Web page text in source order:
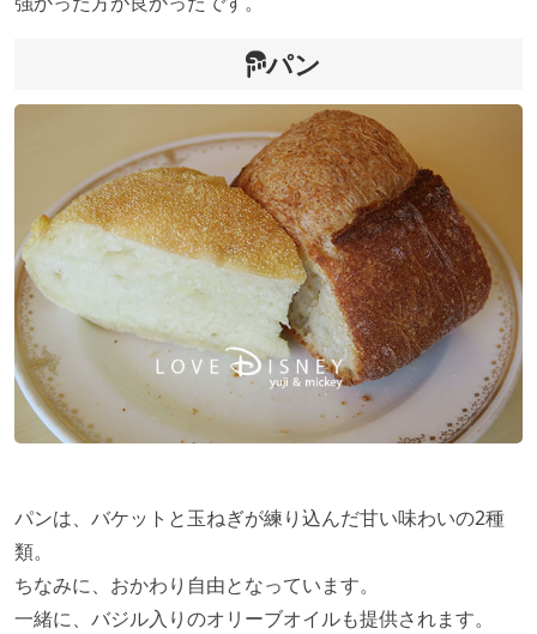
パン
パンは、バケットと玉ねぎが練り込んだ甘い味わいの2種
類。
ちなみに、おかわり自由となっています。
一緒に、バジル入りのオリーブオイルも提供されます。